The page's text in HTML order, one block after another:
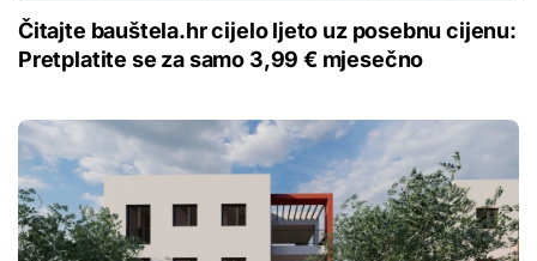
Čitajte bauštela.hr cijelo ljeto uz posebnu cijenu:
Pretplatite se za samo 3,99 € mjesečno